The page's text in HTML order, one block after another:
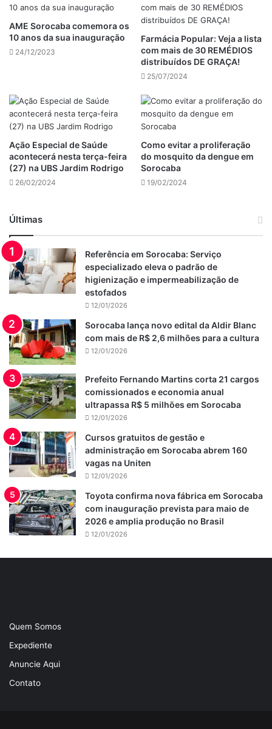
AME Sorocaba comemora os
10 anos da sua inauguração
24/12/2023
Farmácia Popular: Veja a lista
com mais de 30 REMÉDIOS
distribuídos DE GRAÇA!
25/07/2024
Ação Especial de Saúde
acontecerá nesta terça-feira
(27) na UBS Jardim Rodrigo
26/02/2024
Como evitar a proliferação
do mosquito da dengue em
Sorocaba
19/02/2024
Últimas
Referência em Sorocaba: Serviço
especializado eleva o padrão de
higienização e impermeabilização de
estofados
12/01/2026
Sorocaba lança novo edital da Aldir Blanc
com mais de R$ 2,6 milhões para a cultura
12/01/2026
Prefeito Fernando Martins corta 21 cargos
comissionados e economia anual
ultrapassa R$ 5 milhões em Sorocaba
12/01/2026
Cursos gratuitos de gestão e
administração em Sorocaba abrem 160
vagas na Uniten
12/01/2026
Toyota confirma nova fábrica em Sorocaba
com inauguração prevista para maio de
2026 e amplia produção no Brasil
12/01/2026
Quem Somos
Expediente
Anuncie Aqui
Contato